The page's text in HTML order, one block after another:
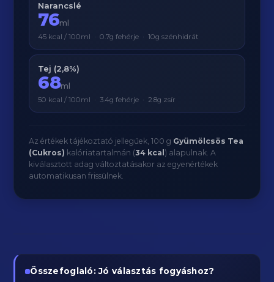
Narancslé
76ml
45 kcal / 100ml · 0.7g fehérje · 10g szénhidrát
Tej (2,8%)
68ml
50 kcal / 100ml · 3.4g fehérje · 2.8g zsír
Az értékek tájékoztató jellegűek, 100 g Gyümölcsös Tea
(Cukros) kalóriatartalmán (34 kcal ) alapulnak. A
kiválasztott adag változtatásakor az egyenértékek
automatikusan frissülnek.
Összefoglaló: Jó választás fogyáshoz?